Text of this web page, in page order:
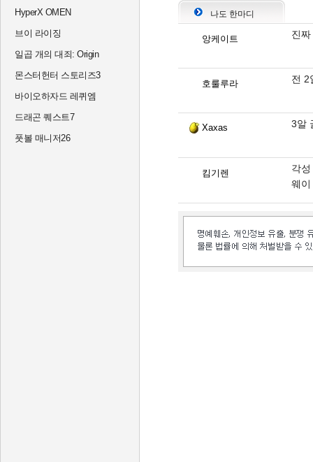
HyperX OMEN
브이 라이징
일곱 개의 대죄: Origin
몬스터헌터 스토리즈3
바이오하자드 레퀴엠
드래곤 퀘스트7
풋볼 매니저26
나도 한마디
앙케이트 진
호룰루라 전 2
Xaxas 3알
킴기렌
각
웨이